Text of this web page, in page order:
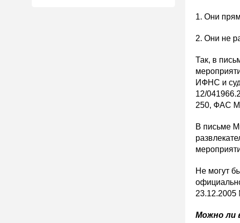
1. Они
2. Они не
Так, в
ИФНС и
12/
250, ФАС
В письме
Не могут
Можно ли